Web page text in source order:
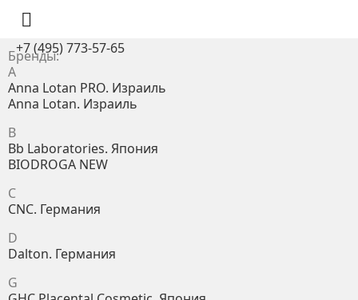

+7 (495) 773-57-65
Бренды:
A
Anna Lotan PRO. Израиль
Anna Lotan. Израиль
B
Bb Laboratories. Япония
BIODROGA NEW
C
CNC. Германия
D
Dalton. Германия
G